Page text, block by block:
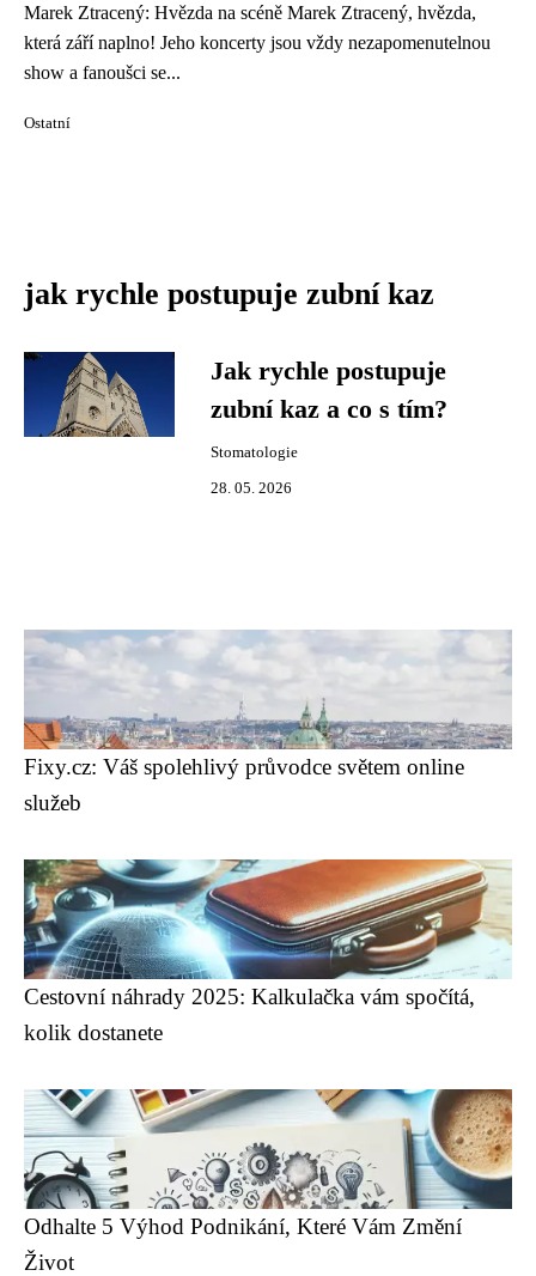
Marek Ztracený: Hvězda na scéně Marek Ztracený, hvězda,
která září naplno! Jeho koncerty jsou vždy nezapomenutelnou
show a fanoušci se...
Ostatní
jak rychle postupuje zubní kaz
Jak rychle postupuje
zubní kaz a co s tím?
Stomatologie
28. 05. 2026
Fixy.cz: Váš spolehlivý průvodce světem online
služeb
Cestovní náhrady 2025: Kalkulačka vám spočítá,
kolik dostanete
Odhalte 5 Výhod Podnikání, Které Vám Změní
Život